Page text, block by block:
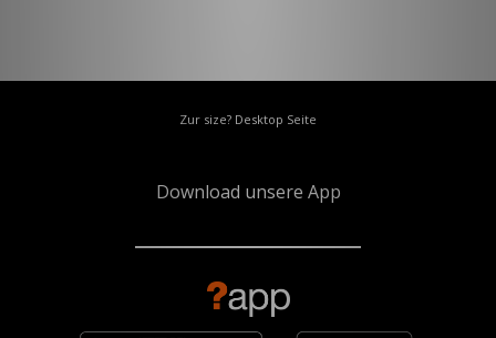
Zur size? Desktop Seite
Download unsere App